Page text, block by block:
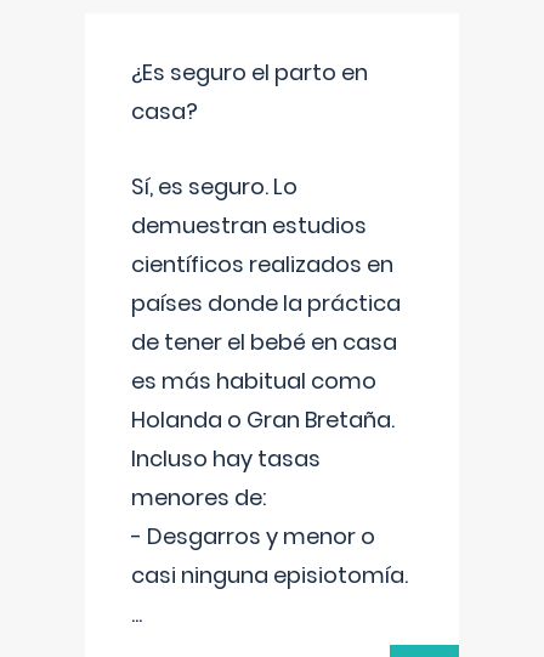
¿Es seguro el parto en
casa?
Sí, es seguro. Lo
demuestran estudios
científicos realizados en
países donde la práctica
de tener el bebé en casa
es más habitual como
Holanda o Gran Bretaña.
Incluso hay tasas
menores de:
- Desgarros y menor o
casi ninguna episiotomía.
...